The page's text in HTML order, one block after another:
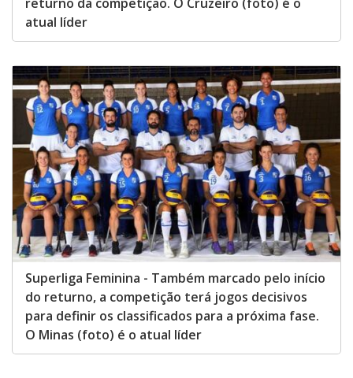
atual líder
Superliga Feminina - Também marcado pelo início
do returno, a competição terá jogos decisivos
para definir os classificados para a próxima fase.
O Minas (foto) é o atual líder